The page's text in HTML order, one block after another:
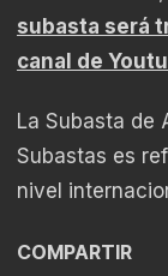
subasta será
canal de
La Subasta de
Subastas es
nivel
COMPARTIR